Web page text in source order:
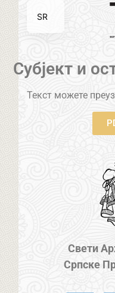
Субјект и
Текст можете
Свети
Српске
SR
EN